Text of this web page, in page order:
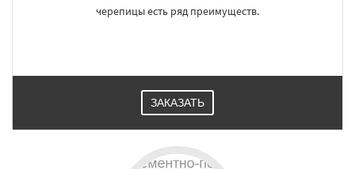
черепицы есть ряд преимуществ.
ЗАКАЗАТЬ